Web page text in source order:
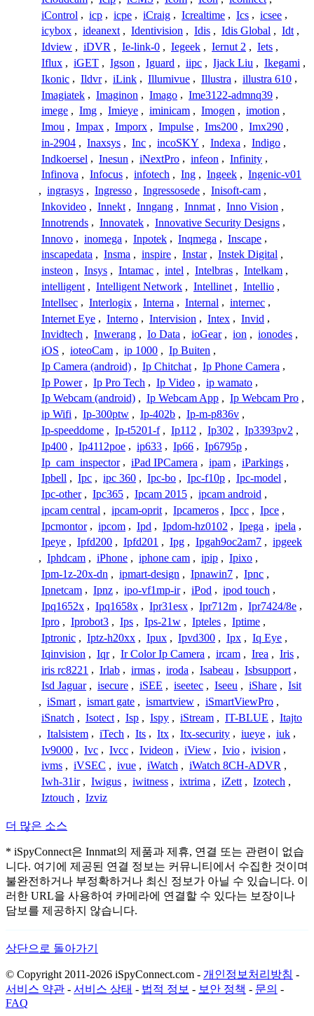
iControl , icp , icpe , iCraig , Icrealtime , Ics , icsee ,
icybox , ideanext , Identivision , Idis , Idis Global , Idt ,
Idview , iDVR , Ie-link-0 , Iegeek , Iernut 2 , Iets ,
Iflux , iGET , Igson , Iguard , iipc , Ijack Liu , Ikegami ,
Ikonic , Ildvr , iLink , Illumivue , Illustra , illustra 610 ,
Imagiatek , Imaginon , Imago , Ime3122-admnq39 ,
imege , Img , Imieye , iminicam , Imogen , imotion ,
Imou , Impax , Imporx , Impulse , Ims200 , Imx290 ,
in-2904 , Inaxsys , Inc , incoSKY , Indexa , Indigo ,
Indkoersel , Inesun , iNextPro , infeon , Infinity ,
Infinova , Infocus , infotech , Ing , Ingeek , Ingenic-v01
, ingrasys , Ingresso , Ingressosede , Inisoft-cam ,
Inkovideo , Innekt , Inngang , Innmat , Inno Vision ,
Innotrends , Innovatek , Innovative Security Designs ,
Innovo , inomega , Inpotek , Inqmega , Inscape ,
inscapedata , Insma , inspire , Instar , Instek Digital ,
insteon , Insys , Intamac , intel , Intelbras , Intelkam ,
intelligent , Intelligent Network , Intellinet , Intellio ,
Intellsec , Interlogix , Interna , Internal , internec ,
Internet Eye , Interno , Intervision , Intex , Invid ,
Invidtech , Inwerang , Io Data , ioGear , ion , ionodes ,
iOS , ioteoCam , ip 1000 , Ip Buiten ,
Ip Camera (android) , Ip Chitchat , Ip Phone Camera ,
Ip Power , Ip Pro Tech , Ip Video , ip wamato ,
Ip Webcam (android) , Ip Webcam App , Ip Webcam Pro ,
ip Wifi , Ip-300ptw , Ip-402b , Ip-m-p836v ,
Ip-speeddome , Ip-t5201-f , Ip112 , Ip302 , Ip3393pv2 ,
Ip400 , Ip4112poe , ip633 , Ip66 , Ip6795p ,
Ip_cam_inspector , iPad IPCamera , ipam , iParkings ,
Ipbell , Ipc , ipc 360 , Ipc-bo , Ipc-f10p , Ipc-model ,
Ipc-other , Ipc365 , Ipcam 2015 , ipcam android ,
ipcam central , ipcam-oprit , Ipcameros , Ipcc , Ipce ,
Ipcmontor , ipcom , Ipd , Ipdom-hz0102 , Ipega , ipela ,
Ipeye , Ipfd200 , Ipfd201 , Ipg , Ipgah9oc2am7 , ipgeek
, Iphdcam , iPhone , iphone cam , ipip , Ipixo ,
Ipm-1z-20x-dn , ipmart-design , Ipnawin7 , Ipnc ,
Ipnetcam , Ipnz , ipo-vf1mp-ir , iPod , ipod touch ,
Ipq1652x , Ipq1658x , Ipr31esx , Ipr712m , Ipr7424/8e ,
Ipro , Iprobot3 , Ips , Ips-21w , Ipteles , Iptime ,
Iptronic , Iptz-h20xx , Ipux , Ipvd300 , Ipx , Iq Eye ,
Iqinvision , Iqr , Ir Color Ip Camera , ircam , Irea , Iris ,
iris rc8221 , Irlab , irmas , iroda , Isabeau , Isbsupport ,
Isd Jaguar , isecure , iSEE , iseetec , Iseeu , iShare , Isit
, iSmart , ismart gate , ismartview , iSmartViewPro ,
iSnatch , Isotect , Isp , Ispy , iStream , IT-BLUE , Itajto
, Italsistem , iTech , Its , Itx , Itx-security , iueye , iuk ,
Iv9000 , Ivc , Ivcc , Ivideon , iView , Ivio , ivision ,
ivms , iVSEC , ivue , iWatch , iWatch 8CH-ADVR ,
Iwh-31ir , Iwigus , iwitness , ixtrima , iZett , Izotech ,
Iztouch , Izviz
더 많은 소스
* iSpyConnect은 Innmat의 제품과 제휴, 연결 또는 관련이 없습
니다. 여기에 제공된 연결 정보는 커뮤니티에서 수집한 것이며
불완전하거나 부정확하거나 최신 정보가 아닐 수 있습니다. 이
러한 URL을 사용하여 카메라에 연결할 수 있다는 보장이나
담보를 제공하지 않습니다.
상단으로 돌아가기
© Copyright 2011-2026 iSpyConnect.com - 개인정보처리방침 -
서비스 약관 - 서비스 상태 - 법적 정보 - 보안 정책 - 문의 -
FAQ